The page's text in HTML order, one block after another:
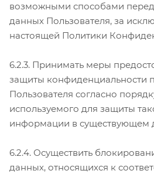
возможными способами
данных Пользователя, за
настоящей Политики
6.2.3. Принимать меры
защиты конфиденциальности
Пользователя согласно
используемого для защиты
информации в существующем
6.2.4. Осуществить
данных, относящихся к